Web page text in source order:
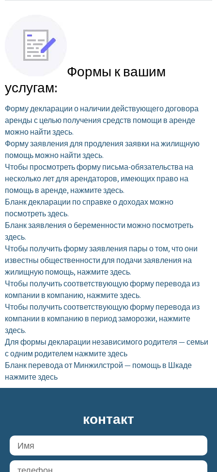
Формы к вашим
услугам:
Форму декларации о наличии действующего договора
аренды с целью получения средств помощи в аренде
можно найти здесь.
Форму заявления для продления заявки на жилищную
помощь можно найти здесь.
Чтобы просмотреть форму письма-обязательства на
несколько лет для арендаторов, имеющих право на
помощь в аренде, нажмите здесь.
Бланк декларации по справке о доходах можно
посмотреть здесь.
Бланк заявления о беременности можно посмотреть
здесь.
Чтобы получить форму заявления пары о том, что они
известны общественности для подачи заявления на
жилищную помощь, нажмите здесь.
Чтобы получить соответствующую форму перевода из
компании в компанию, нажмите здесь.
Чтобы получить соответствующую форму перевода из
компании в компанию в период заморозки, нажмите
здесь.
Для формы декларации независимого родителя — семьи
с одним родителем нажмите здесь
Бланк перевода от Минжилстрой — помощь в Шкаде
нажмите здесь
контакт